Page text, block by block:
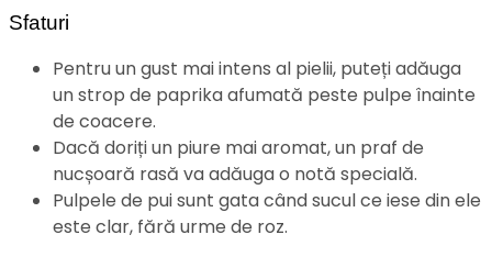
Sfaturi
Pentru un gust mai intens al pielii, puteți adăuga
un strop de paprika afumată peste pulpe înainte
de coacere.
Dacă doriți un piure mai aromat, un praf de
nucșoară rasă va adăuga o notă specială.
Pulpele de pui sunt gata când sucul ce iese din ele
este clar, fără urme de roz.